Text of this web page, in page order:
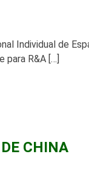
Individual de
para R&A […]
CHINA